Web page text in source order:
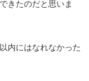
きたのだと思いま
内にはなれなかった